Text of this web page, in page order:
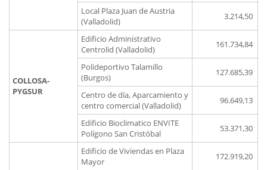
Local Plaza Juan de Austria
(Valladolid)
3.214,50
COLLOSA-
PYGSUR
Edificio Administrativo
Centrolid (Valladolid)
161.734,84
Polideportivo Talamillo
(Burgos)
127.685,39
Centro de día, Aparcamiento y
centro comercial (Valladolid)
96.649,13
Edificio Bioclimatico ENVITE
Polígono San Cristóbal
53.371,30
Edificio de Viviendas en Plaza
Mayor
172.919,20